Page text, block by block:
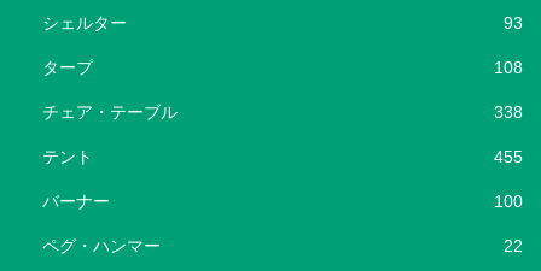
シェルター 93
タープ 108
チェア・テーブル 338
テント 455
バーナー 100
ペグ・ハンマー 22